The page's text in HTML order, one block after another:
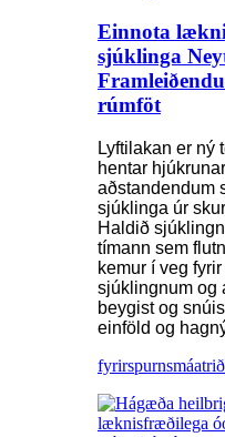
Einnota
sjúklinga
rúmföt
Lyftilakan er ný
hentar
aðstandendum
sjúklinga úr
Haldið
tímann sem
kemur í veg
sjúklingnum og
beygist og
einföld og
fyrirspurn